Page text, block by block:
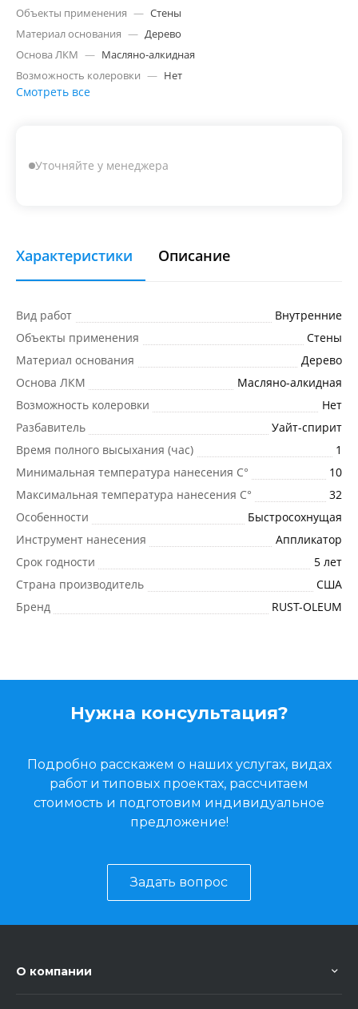
Объекты применения — Стены
Материал основания — Дерево
Основа ЛКМ — Масляно-алкидная
Возможность колеровки — Нет
Смотреть все
Уточняйте у менеджера
Характеристики Описание
Вид работ
Внутренние
Объекты применения
Стены
Материал основания
Дерево
Основа ЛКМ
Масляно-алкидная
Возможность колеровки
Нет
Разбавитель
Уайт-спирит
Время полного высыхания (час)
1
Минимальная температура нанесения C°
10
Максимальная температура нанесения C°
32
Особенности
Быстросохнущая
Инструмент нанесения
Аппликатор
Срок годности
5 лет
Страна производитель
США
Бренд
RUST-OLEUM
Нужна консультация?
Подробно расскажем о наших услугах, видах
работ и типовых проектах, рассчитаем
стоимость и подготовим индивидуальное
предложение!
Задать вопрос
О компании